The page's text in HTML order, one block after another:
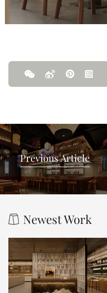
Previous Article
Newest Work